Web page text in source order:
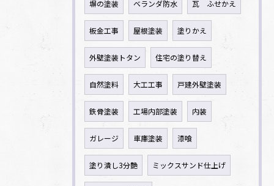
塀の塗装 ベランダ防水 瓦 ふせかえ
板金工事 屋根塗装 塗りかえ
外壁塗装トタン 住宅の塗り替え
自然塗料 大工工事 戸建外壁塗装
鉄骨塗装 工場内部塗装 内装
ガレージ 車庫塗装 漆喰
塗り潰し3分艶 ミックスサンド仕上げ